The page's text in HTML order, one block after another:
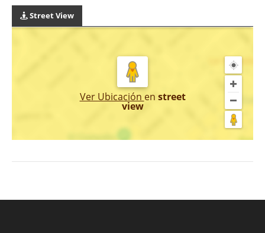
Street View
Ver Ubicación en street
view